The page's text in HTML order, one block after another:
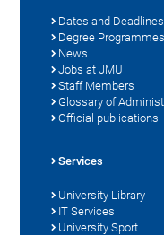
Dates and Deadlines
Degree
News
Jobs at JMU
Staff Members
Glossary of
Official publications
Services
University Library
IT Services
University Sport